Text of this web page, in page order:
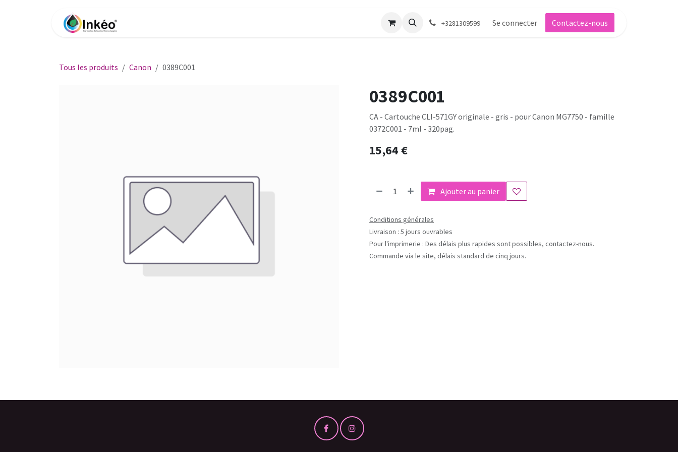
+3281309599 Se connecter Contactez-nous
Tous les produits Canon 0389C001
0389C001
CA - Cartouche CLI-571GY originale - gris - pour Canon MG7750 - famille
0372C001 - 7ml - 320pag.
15,64€
Ajouter au panier
Conditions générales
Livraison : 5 jours ouvrables
Pour l'imprimerie : Des délais plus rapides sont possibles, contactez-nous.
Commande via le site, délais standard de cinq jours.